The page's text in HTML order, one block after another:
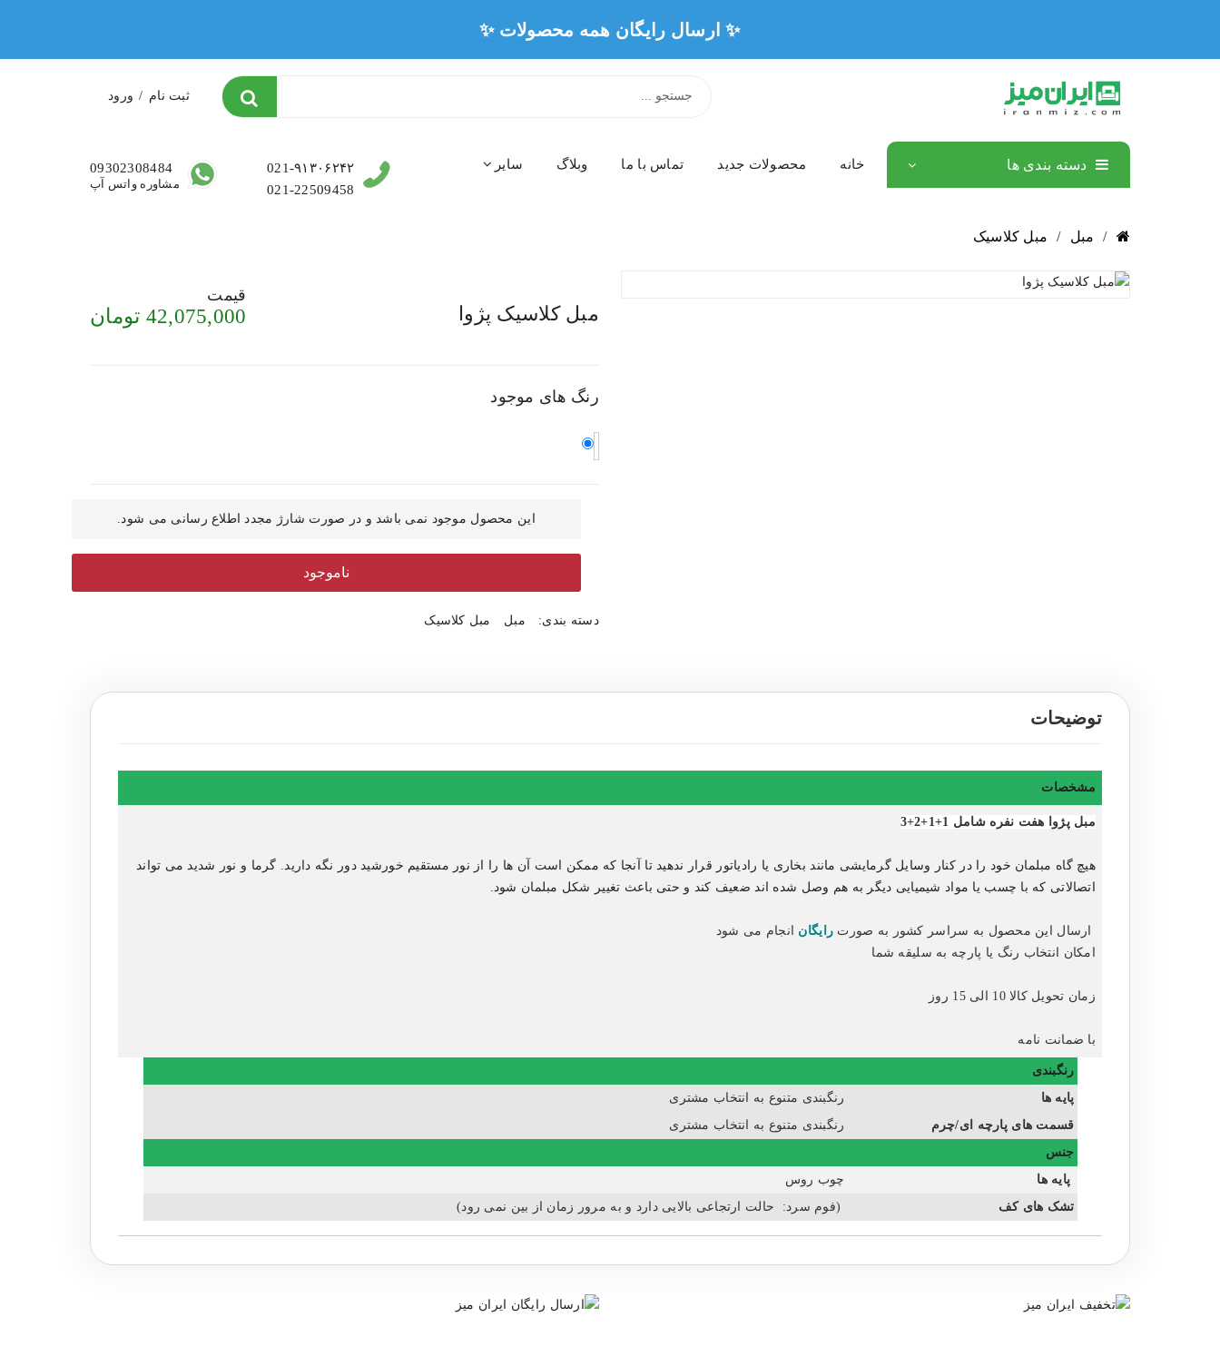
✨ ارسال رایگان همه محصولات ✨
ثبت نام / ورود
دسته بندی ها خانه محصولات جدید تماس با ما وبلاگ سایر
021-۹۱۳۰۶۲۴۲
021-22509458
09302308484
مشاوره واتس آپ
/ مبل / مبل کلاسیک
مبل کلاسیک پژوا
قیمت
42,075,000 تومان
رنگ های موجود
این محصول موجود نمی باشد و در صورت شارژ مجدد اطلاع رسانی می شود.
ناموجود
دسته بندی: مبل مبل کلاسیک
توضیحات
مشخصات
مبل پژوا هفت نفره شامل 1+1+2+3
هیچ گاه مبلمان خود را در کنار وسایل گرمایشی مانند بخاری یا رادیاتور قرار ندهید تا آنجا که ممکن است آن ها را از نور مستقیم خورشید دور نگه دارید. گرما و نور شدید می تواند
اتصالاتی که با چسب یا مواد شیمیایی دیگر به هم وصل شده اند ضعیف کند و حتی باعث تغییر شکل مبلمان شود.
ارسال این محصول به سراسر کشور به صورت رایگان
انجام می شود
امکان انتخاب رنگ یا پارچه به سلیقه شما
زمان تحویل کالا 10 الی 15 روز
با ضمانت نامه
رنگبندی
پایه ها
رنگبندی متنوع به انتخاب مشتری
قسمت های پارچه ای/چرم
رنگبندی متنوع به انتخاب مشتری
جنس
پایه ها
چوب روس
تشک های کف
(فوم سرد: حالت ارتجاعی بالایی دارد و به مرور زمان از بین نمی رود)